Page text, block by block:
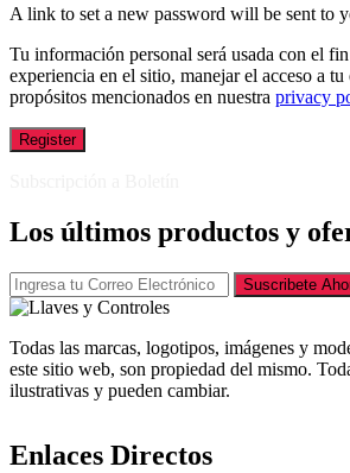
A link to set a new password will be sent to
Tu información personal será usada con el
experiencia en el sitio, manejar el acceso a
propósitos mencionados en nuestra privacy
Register
Los últimos productos y
Suscribete
Todas las marcas, logotipos, imágenes y
este sitio web, son propiedad del mismo.
ilustrativas y pueden cambiar.
Enlaces Directos